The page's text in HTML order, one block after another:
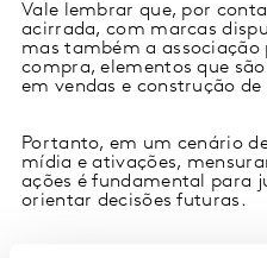
Vale lembrar que, por
acirrada, com marcas
mas também a associação
compra, elementos que
em vendas e construção de
Portanto, em um cenário
mídia e ativações,
ações é fundamental para
orientar decisões futuras.